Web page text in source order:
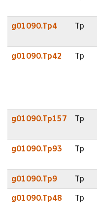
g01090.Tp4 Tp
g01090.Tp42 Tp
g01090.Tp157 Tp
g01090.Tp93 Tp
g01090.Tp9 Tp
g01090.Tp48 Tp